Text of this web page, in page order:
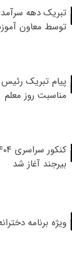
تبریک دهه
توسط معاون
پیام تبریک رئیس
مناسبت روز معلم
بیرجند آغاز شد
ویژه برنامه